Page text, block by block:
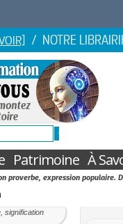
/ NOTRE
Patrimoine À
proverbe, expression populaire.
signification